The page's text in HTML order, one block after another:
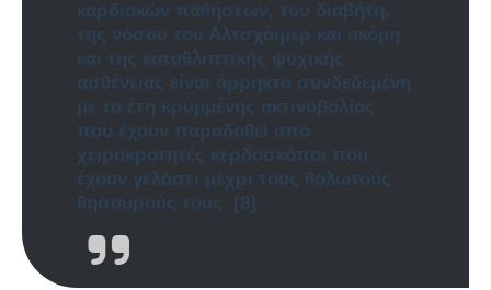
καρδιακών παθήσεων, του διαβήτη,
της νόσου του Αλτσχάιμερ και ακόμη
και της καταθλιπτικής ψυχικής
ασθένειας είναι άρρηκτα συνδεδεμένη
με τα έτη κρυμμένης ακτινοβολίας
που έχουν παραδοθεί από
χειροκροτητές κερδοσκόποι που
έχουν γελάσει μέχρι τους θολωτούς
θησαυρούς τους. [8]